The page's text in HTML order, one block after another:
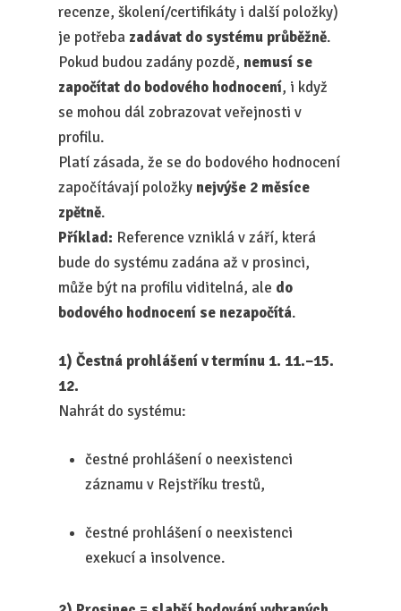
recenze, školení/certifikáty i další položky)
je potřeba zadávat do systému průběžně.
Pokud budou zadány pozdě, nemusí se
započítat do bodového hodnocení, i když
se mohou dál zobrazovat veřejnosti v
profilu.
Platí zásada, že se do bodového hodnocení
započítávají položky nejvýše 2 měsíce
zpětně.
Příklad: Reference vzniklá v září, která
bude do systému zadána až v prosinci,
může být na profilu viditelná, ale do
bodového hodnocení se nezapočítá.
1) Čestná prohlášení v termínu 1. 11.–15.
12.
Nahrát do systému:
čestné prohlášení o neexistenci
záznamu v Rejstříku trestů,
čestné prohlášení o neexistenci
exekucí a insolvence.